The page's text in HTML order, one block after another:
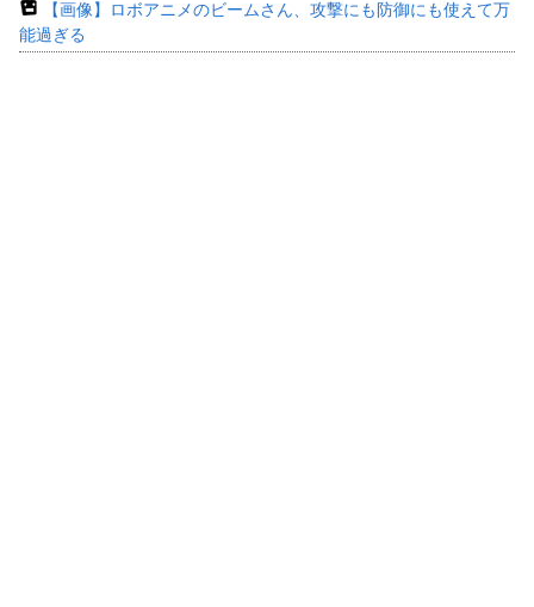
【画像】ロボアニメのビームさん、攻撃にも防御にも使えて万
能過ぎる